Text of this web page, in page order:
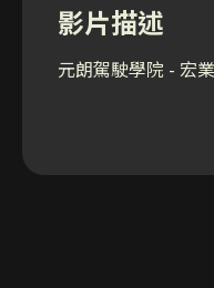
影片描述
元朗駕駛學院 - 宏